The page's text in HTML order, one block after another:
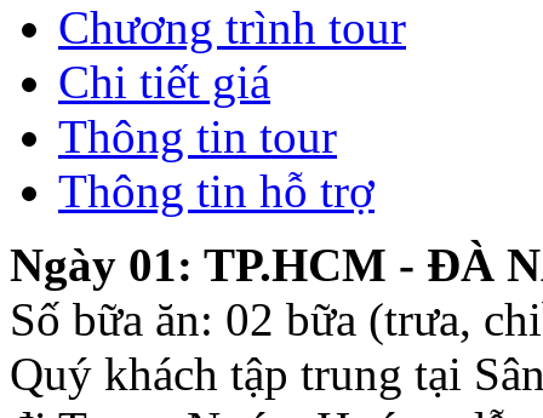
Chương trình tour
Chi tiết giá
Thông tin tour
Thông tin hỗ trợ
Ngày 01: TP.HCM - ĐÀ
Số bữa ăn: 02 bữa (trưa,
Quý khách tập trung tại